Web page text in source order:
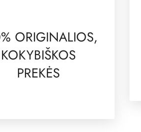
ORIGINALIOS,
KOKYBIŠKOS
PREKĖS